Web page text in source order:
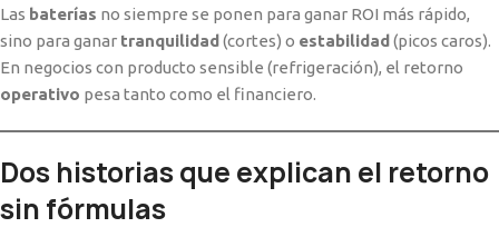
Las baterías no siempre se ponen para ganar ROI más rápido,
sino para ganar tranquilidad (cortes) o estabilidad (picos caros).
En negocios con producto sensible (refrigeración), el retorno
operativo pesa tanto como el financiero.
Dos historias que explican el retorno
sin fórmulas